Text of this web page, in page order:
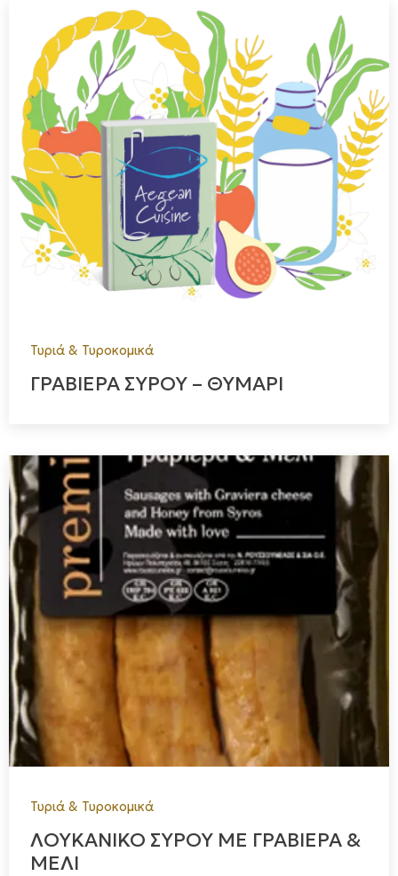
Τυριά & Τυροκομικά
ΓΡΑΒΙΕΡΑ ΣΥΡΟΥ – ΘΥΜΑΡΙ
Τυριά & Τυροκομικά
ΛΟΥΚΑΝΙΚΟ ΣΥΡΟΥ ΜΕ ΓΡΑΒΙΕΡΑ &
ΜΕΛΙ